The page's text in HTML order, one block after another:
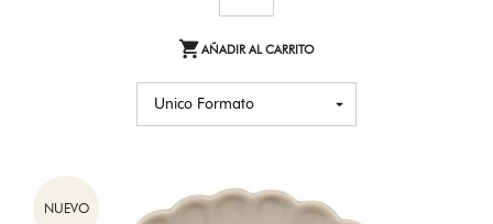
AÑADIR AL CARRITO
NUEVO